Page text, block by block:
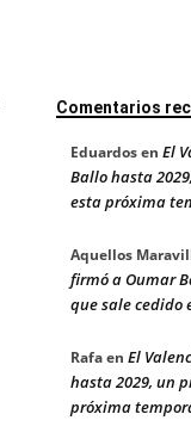
Comentarios
Eduardosen El
Ballo hasta
esta próxima
Aquellos
firmó a Oumar
que sale
Rafaen El
hasta 2029, un
próxima